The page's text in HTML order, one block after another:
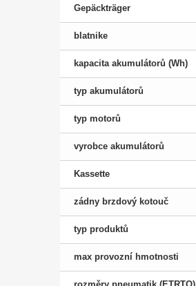
Gepäckträger
blatnike
kapacita akumulátorů (Wh)
typ akumulátorů
typ motorů
vyrobce akumulátorů
Kassette
zádny brzdový kotouč
typ produktů
max provozní hmotnosti